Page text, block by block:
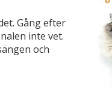
Gång efter
inte vet.
och